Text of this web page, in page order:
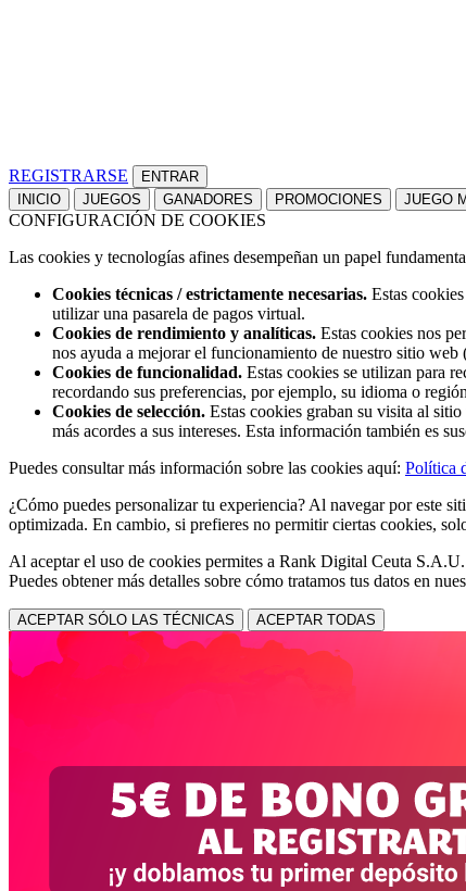
REGISTRARSE
INICIO JUEGOS GANADORES PROMOCIONES JUEGO
CONFIGURACIÓN DE COOKIES
Las cookies y tecnologías afines desempeñan un papel
Cookies técnicas / estrictamente necesarias. Estas
utilizar una pasarela de pagos virtual.
Cookies de rendimiento y analíticas. Estas cookies nos
nos ayuda a mejorar el funcionamiento de nuestro sitio
Cookies de funcionalidad. Estas cookies se utilizan para
recordando sus preferencias, por ejemplo, su idioma o
Cookies de selección. Estas cookies graban su visita al
más acordes a sus intereses. Esta información también es
Puedes consultar más información sobre las cookies aquí: Política
¿Cómo puedes personalizar tu experiencia? Al navegar por este
optimizada. En cambio, si prefieres no permitir ciertas cookies,
Al aceptar el uso de cookies permites a Rank Digital Ceuta
Puedes obtener más detalles sobre cómo tratamos tus datos en
ACEPTAR SÓLO LAS TÉCNICAS ACEPTAR TODAS